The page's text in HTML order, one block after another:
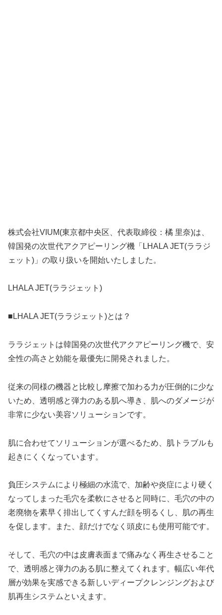
株式会社VIUM(東京都中央区、代表取締役：橘 里奈)は、
韓国発の次世代アクアピーリング機「LHALA JET(ララジ
ェット)」の取り扱いを開始いたしました。
LHALA JET(ララジェット)
■LHALA JET(ララジェット)とは？
ララジェットは韓国発の次世代アクアピーリング機で、安
全性の高さと効能を最優先に開発されました。
従来の同様の機器と比較し摩擦で加わる力が圧倒的に少な
いため、透明感と弾力のある肌へ導き、肌へのダメージが
非常に少ない美容ソリューションです。
肌に合わせてソリューションが選べるため、肌トラブルも
起きにくくなっています。
負圧システムにより極細の水流で、加齢や炎症により硬く
なってしまった毛穴を柔軟にさせると同時に、毛穴の中の
老廃物を素早く排出してくすんだ顔を明るくし、肌の再生
を促します。また、顔だけでなく頭皮にも使用可能です。
そして、毛穴の中は皮膚表面まで痛みなく再生させること
で、透明感と弾力のある肌に整えてくれます。幅広い年代
層が効果を実感できる新しいディープクレンジングおよび
肌再生システムといえます。